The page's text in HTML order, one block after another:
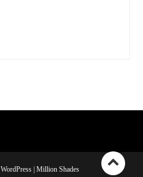
Million Shades